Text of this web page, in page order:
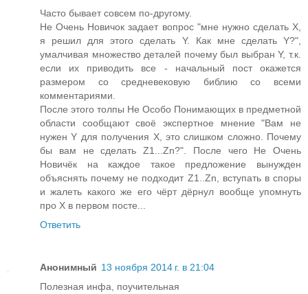
Часто бывает совсем по-другому.
Не Очень Новичок задает вопрос "мне нужно сделать X,
я решил для этого сделать Y. Как мне сделать Y?",
умалчивая множество деталей почему был выбран Y, т.к.
если их приводить все - начальный пост окажется
размером со средневековую библию со всеми
комментариями.
После этого толпы Не Особо Понимающих в предметной
области сообщают своё экспертное мнение "Вам не
нужен Y для получения X, это слишком сложно. Почему
бы вам не сделать Z1...Zn?". После чего Не Очень
Новичёк на каждое такое предложение вынужден
объяснять почему не подходит Z1..Zn, вступать в споры
и жалеть какого же его чёрт дёрнул вообще упомнуть
про X в первом посте...
Ответить
Анонимный 13 ноября 2014 г. в 21:04
Полезная инфа, поучительная